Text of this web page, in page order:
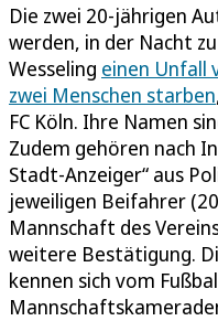
Die zwei 20-jährigen
werden, in der Nacht
Wesseling einen Unfall
zwei Menschen starben
FC Köln. Ihre Namen
Zudem gehören nach
Stadt-Anzeiger“ aus
jeweiligen Beifahrer
Mannschaft des
weitere Bestätigung.
kennen sich vom